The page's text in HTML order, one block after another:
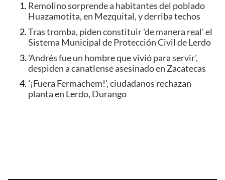
Remolino sorprende a habitantes del poblado
Huazamotita, en Mezquital, y derriba techos
Tras tromba, piden constituir 'de manera real' el
Sistema Municipal de Protección Civil de Lerdo
'Andrés fue un hombre que vivió para servir',
despiden a canatlense asesinado en Zacatecas
'¡Fuera Fermachem!', ciudadanos rechazan
planta en Lerdo, Durango